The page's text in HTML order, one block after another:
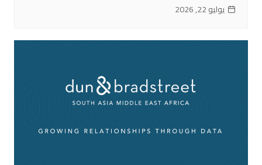
يوليو 22, 2026